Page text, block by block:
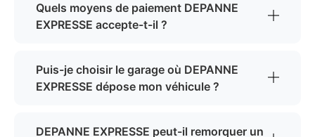
Quels moyens de paiement DEPANNE
EXPRESSE accepte-t-il ?
Puis-je choisir le garage où DEPANNE
EXPRESSE dépose mon véhicule ?
DEPANNE EXPRESSE peut-il remorquer un